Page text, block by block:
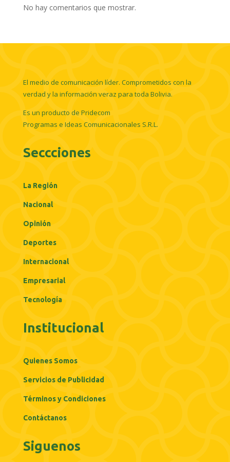
No hay comentarios que mostrar.
El medio de comunicación líder. Comprometidos con la
verdad y la información veraz para toda Bolivia.
Es un producto de Pridecom
Programas e Ideas Comunicacionales S.R.L.
Seccciones
La Región
Nacional
Opinión
Deportes
Internacional
Empresarial
Tecnología
Institucional
Quienes Somos
Servicios de Publicidad
Términos y Condiciones
Contáctanos
Siguenos